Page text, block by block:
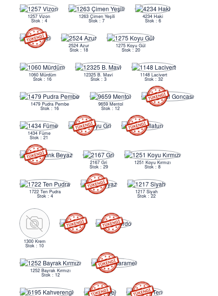
1257 Vizon
Stok : 4
1263 Çimen Yeşili
Stok : 7
4234 Haki
Stok : 6
2524 Azur
Stok : 18
1275 Koyu Gül
Stok : 20
1060 Mürdüm
Stok : 16
12325 B. Mavi
Stok : 3
1148 Lacivert
Stok : 32
1479 Pudra Pembe
Stok : 16
9659 Mentol
Stok : 12
1434 Füme
Stok : 21
2167 Gri
Stok : 29
1251 Koyu Kırmızı
Stok : 8
1722 Ten Pudra
Stok : 4
1217 Siyah
Stok : 22
1300 Krem
Stok : 10
1252 Bayrak Kırmızı
Stok : 12